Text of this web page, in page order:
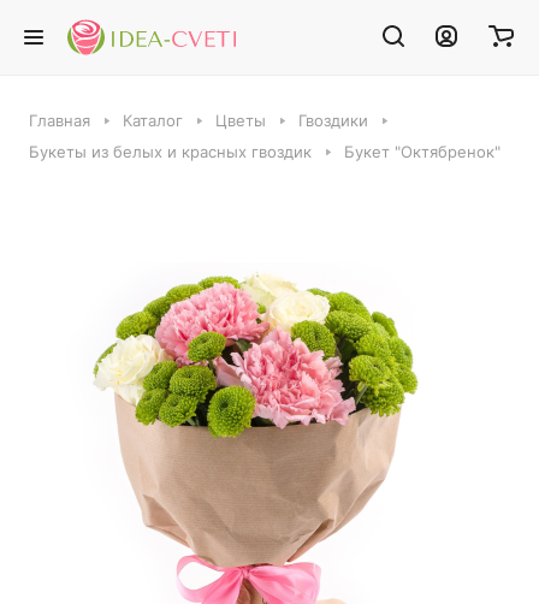
Главная Каталог Цветы
Гвоздики
Букеты из белых и красных гвоздик
Букет "Октябренок"